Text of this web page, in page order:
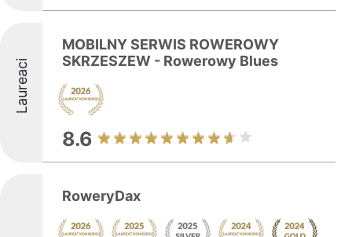
Laureaci
MOBILNY SERWIS ROWEROWY
SKRZESZEW - Rowerowy Blues
8.6
RoweryDax